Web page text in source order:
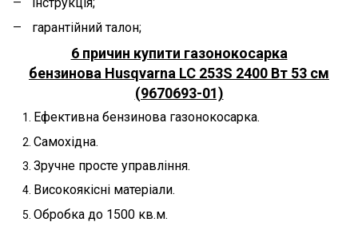
інструкція;
гарантійний талон;
6 причин купити газонокосарка
бензинова Husqvarna LC 253S 2400 Вт 53 см
(9670693-01)
Ефективна бензинова газонокосарка.
Самохідна.
Зручне просте управління.
Високоякісні матеріали.
Обробка до 1500 кв.м.